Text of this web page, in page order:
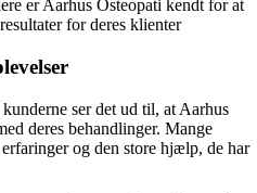
er Aarhus Osteopati kendt for at
for deres klienter
ser det ud til, at Aarhus
deres behandlinger. Mange
og den store hjælp, de har